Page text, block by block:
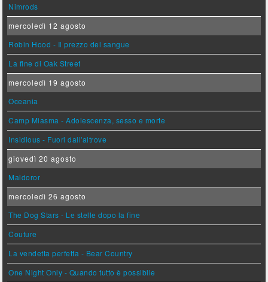
Nimrods
mercoledì 12 agosto
Robin Hood - Il prezzo del sangue
La fine di Oak Street
mercoledì 19 agosto
Oceania
Camp Miasma - Adolescenza, sesso e morte
Insidious - Fuori dall'altrove
giovedì 20 agosto
Maldoror
mercoledì 26 agosto
The Dog Stars - Le stelle dopo la fine
Couture
La vendetta perfetta - Bear Country
One Night Only - Quando tutto è possibile